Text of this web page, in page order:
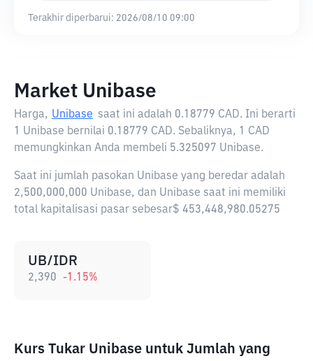
Terakhir diperbarui: 2026/08/10 09:00
Market Unibase
Harga, Unibase saat ini adalah 0.18779 CAD. Ini berarti
1 Unibase bernilai 0.18779 CAD. Sebaliknya, 1 CAD
memungkinkan Anda membeli 5.325097 Unibase.
Saat ini jumlah pasokan Unibase yang beredar adalah
2,500,000,000 Unibase, dan Unibase saat ini memiliki
total kapitalisasi pasar sebesar$ 453,448,980.05275
UB/IDR
2,390 -1.15%
Kurs Tukar Unibase untuk Jumlah yang